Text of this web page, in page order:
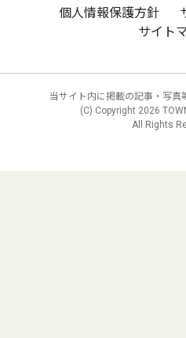
個人情報保護方針
サイト
当サイト内に掲載の記事・写真
(C) Copyright 2026
All Rights